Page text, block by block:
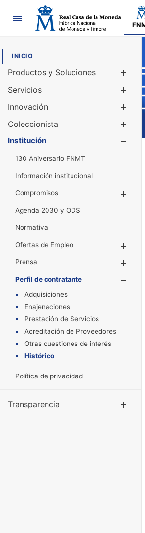
Navegación
INICIO
Productos y Soluciones
Servicios
Innovación
Coleccionista
Institución
130 Aniversario FNMT
Información institucional
Compromisos
Agenda 2030 y ODS
Normativa
Ofertas de Empleo
Prensa
Perfil de contratante
Adquisiciones
Enajenaciones
Prestación de Servicios
Acreditación de Proveedores
Otras cuestiones de interés
Histórico
Política de privacidad
Transparencia